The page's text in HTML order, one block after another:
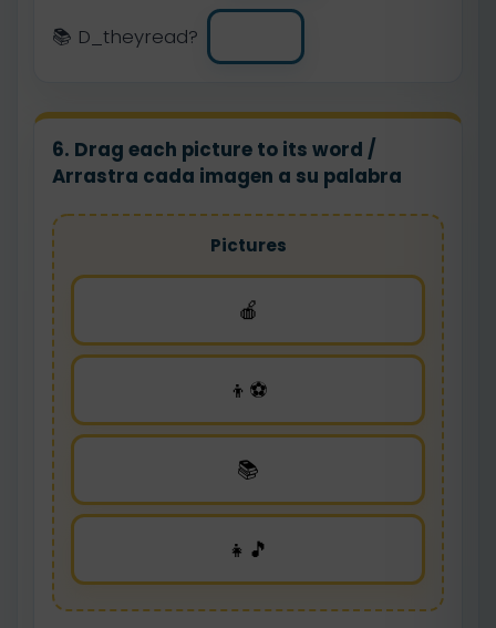
📚 D_theyread?
6. Drag each picture to its word /
Arrastra cada imagen a su palabra
Pictures
🍎
👦⚽
📚
👧🎵